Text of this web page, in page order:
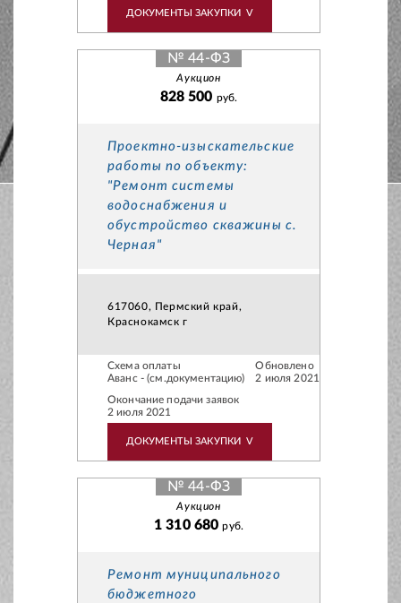
ДОКУМЕНТЫ ЗАКУПКИ V
№ 44-ФЗ
Аукцион
828 500 руб.
Проектно-изыскательские
работы по объекту:
"Ремонт системы
водоснабжения и
обустройство скважины с.
Черная"
617060, Пермский край,
Краснокамск г
Схема оплаты
Аванс - (см.документацию)
Обновлено
2 июля 2021
Окончание подачи заявок
2 июля 2021
ДОКУМЕНТЫ ЗАКУПКИ V
№ 44-ФЗ
Аукцион
1 310 680руб.
Ремонт муниципального
бюджетного